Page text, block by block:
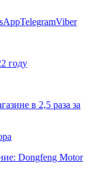
TelegramViber
году
в 2,5 раза за
Dongfeng Motor